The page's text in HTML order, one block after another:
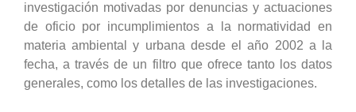
investigación motivadas por denuncias y actuaciones
de oficio por incumplimientos a la normatividad en
materia ambiental y urbana desde el año 2002 a la
fecha, a través de un filtro que ofrece tanto los datos
generales, como los detalles de las investigaciones.